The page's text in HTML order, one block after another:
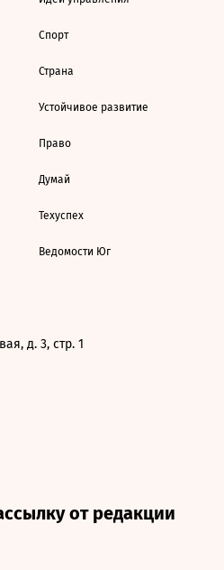
Спорт
Страна
Устойчивое развитие
Право
Думай
Техуспех
Ведомости Юг
д. 3, стр. 1